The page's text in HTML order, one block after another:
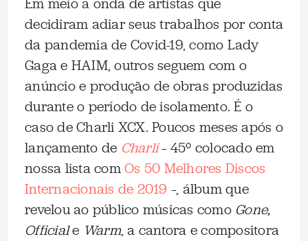
decidiram adiar seus trabalhos por conta
da pandemia de Covid-19, como Lady
Gaga e HAIM, outros seguem com o
anúncio e produção de obras produzidas
durante o período de isolamento. É o
caso de Charli XCX. Poucos meses após o
lançamento de Charli– 45º colocado em
nossa lista comOs 50 Melhores Discos
Internacionais de 2019 –, álbum que
revelou ao público músicas como Gone,
Officiale Warm, a cantora e compositora